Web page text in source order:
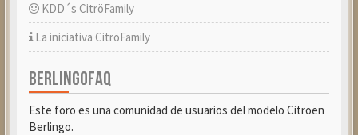
KDD´s CitröFamily
La iniciativa CitröFamily
BERLINGOFAQ
Este foro es una comunidad de usuarios del modelo Citroën
Berlingo.